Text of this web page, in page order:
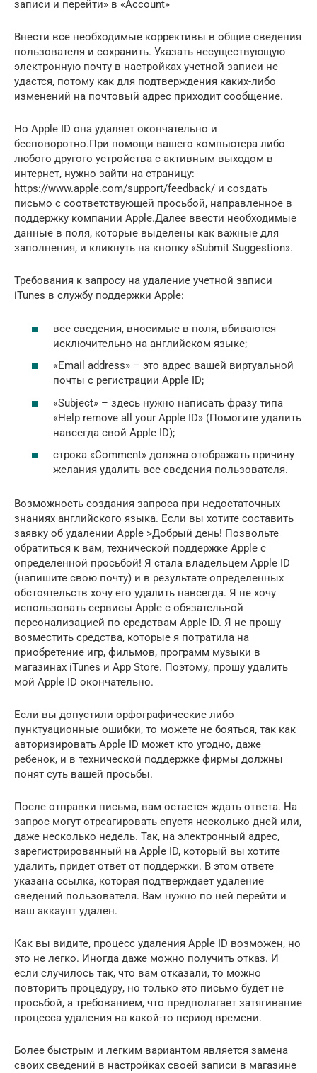
записи и перейти» в «Account»
Внести все необходимые коррективы в общие сведения
пользователя и сохранить. Указать несуществующую
электронную почту в настройках учетной записи не
удастся, потому как для подтверждения каких-либо
изменений на почтовый адрес приходит сообщение.
Но Apple ID она удаляет окончательно и
бесповоротно.При помощи вашего компьютера либо
любого другого устройства с активным выходом в
интернет, нужно зайти на страницу:
https://www.apple.com/support/feedback/ и создать
письмо с соответствующей просьбой, направленное в
поддержку компании Apple.Далее ввести необходимые
данные в поля, которые выделены как важные для
заполнения, и кликнуть на кнопку «Submit Suggestion».
Требования к запросу на удаление учетной записи
iTunes в службу поддержки Apple:
все сведения, вносимые в поля, вбиваются
исключительно на английском языке;
«Email address» – это адрес вашей виртуальной
почты с регистрации Apple ID;
«Subject» – здесь нужно написать фразу типа
«Help remove all your Apple ID» (Помогите удалить
навсегда свой Apple ID);
строка «Comment» должна отображать причину
желания удалить все сведения пользователя.
Возможность создания запроса при недостаточных
знаниях английского языка. Если вы хотите составить
заявку об удалении Apple >Добрый день! Позвольте
обратиться к вам, технической поддержке Apple с
определенной просьбой! Я стала владельцем Apple ID
(напишите свою почту) и в результате определенных
обстоятельств хочу его удалить навсегда. Я не хочу
использовать сервисы Apple с обязательной
персонализацией по средствам Apple ID. Я не прошу
возместить средства, которые я потратила на
приобретение игр, фильмов, программ музыки в
магазинах iTunes и App Store. Поэтому, прошу удалить
мой Apple ID окончательно.
Если вы допустили орфографические либо
пунктуационные ошибки, то можете не бояться, так как
авторизировать Apple ID может кто угодно, даже
ребенок, и в технической поддержке фирмы должны
понят суть вашей просьбы.
После отправки письма, вам остается ждать ответа. На
запрос могут отреагировать спустя несколько дней или,
даже несколько недель. Так, на электронный адрес,
зарегистрированный на Apple ID, который вы хотите
удалить, придет ответ от поддержки. В этом ответе
указана ссылка, которая подтверждает удаление
сведений пользователя. Вам нужно по ней перейти и
ваш аккаунт удален.
Как вы видите, процесс удаления Apple ID возможен, но
это не легко. Иногда даже можно получить отказ. И
если случилось так, что вам отказали, то можно
повторить процедуру, но только это письмо будет не
просьбой, а требованием, что предполагает затягивание
процесса удаления на какой-то период времени.
Более быстрым и легким вариантом является замена
своих сведений в настройках своей записи в магазине